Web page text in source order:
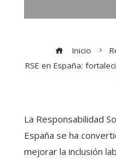
Inicio
RSE en España:
La Responsabilidad
España se ha
mejorar la inclusión